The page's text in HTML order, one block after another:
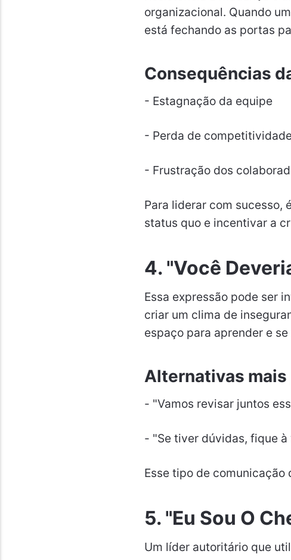
organizacional. Quando
está fechando as portas
Consequências
- Estagnação da equipe
- Perda de
- Frustração dos
Para liderar com sucesso,
status quo e incentivar a
4. "Você
Essa expressão pode ser
criar um clima de
espaço para aprender e
Alternativas
- "Vamos revisar juntos
- "Se tiver dúvidas, fique
Esse tipo de
5. "Eu Sou O
Um líder autoritário que